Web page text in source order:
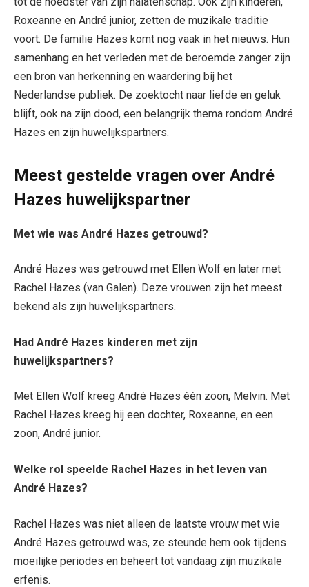
Roxeanne en André junior, zetten de muzikale traditie
voort. De familie Hazes komt nog vaak in het nieuws. Hun
samenhang en het verleden met de beroemde zanger zijn
een bron van herkenning en waardering bij het
Nederlandse publiek. De zoektocht naar liefde en geluk
blijft, ook na zijn dood, een belangrijk thema rondom André
Hazes en zijn huwelijkspartners.
Meest gestelde vragen over André
Hazes huwelijkspartner
Met wie was André Hazes getrouwd?
André Hazes was getrouwd met Ellen Wolf en later met
Rachel Hazes (van Galen). Deze vrouwen zijn het meest
bekend als zijn huwelijkspartners.
Had André Hazes kinderen met zijn
huwelijkspartners?
Met Ellen Wolf kreeg André Hazes één zoon, Melvin. Met
Rachel Hazes kreeg hij een dochter, Roxeanne, en een
zoon, André junior.
Welke rol speelde Rachel Hazes in het leven van
André Hazes?
Rachel Hazes was niet alleen de laatste vrouw met wie
André Hazes getrouwd was, ze steunde hem ook tijdens
moeilijke periodes en beheert tot vandaag zijn muzikale
erfenis.